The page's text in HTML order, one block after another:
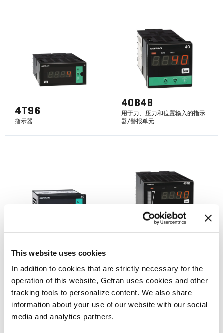
This website uses cookies
In addition to cookies that are strictly necessary for the
operation of this website, Gefran uses cookies and other
tracking tools to personalize content. We also share
information about your use of our website with our social
media and analytics partners.
4T96
指示器
40B48
用于力、压力和位置输入的指示
器/警报单元
用于力、压力和位置输入的指示
器/警报单元
了解更多
元，双显示